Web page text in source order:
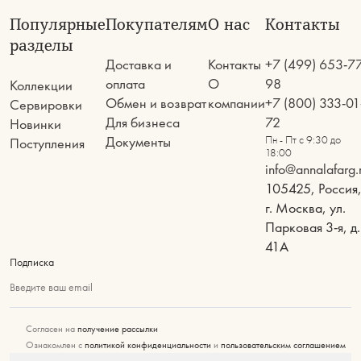
Популярные
разделы
Коллекции
Сервировки
Новинки
Поступления
Покупателям
Доставка и
оплата
Обмен и возврат
Для бизнеса
Документы
О нас
Контакты
О
компании
Контакты
+7 (499) 653-
98
+7 (800) 333-
72
Пн - Пт с 9:30 до
18:00
105425, Россия,
г. Москва, ул.
Парковая 3-я, д.
41А
Подписка
Введите ваш email
Согласен на получение рассылки
Ознакомлен с политикой конфиденциальности и пользовательским соглашением